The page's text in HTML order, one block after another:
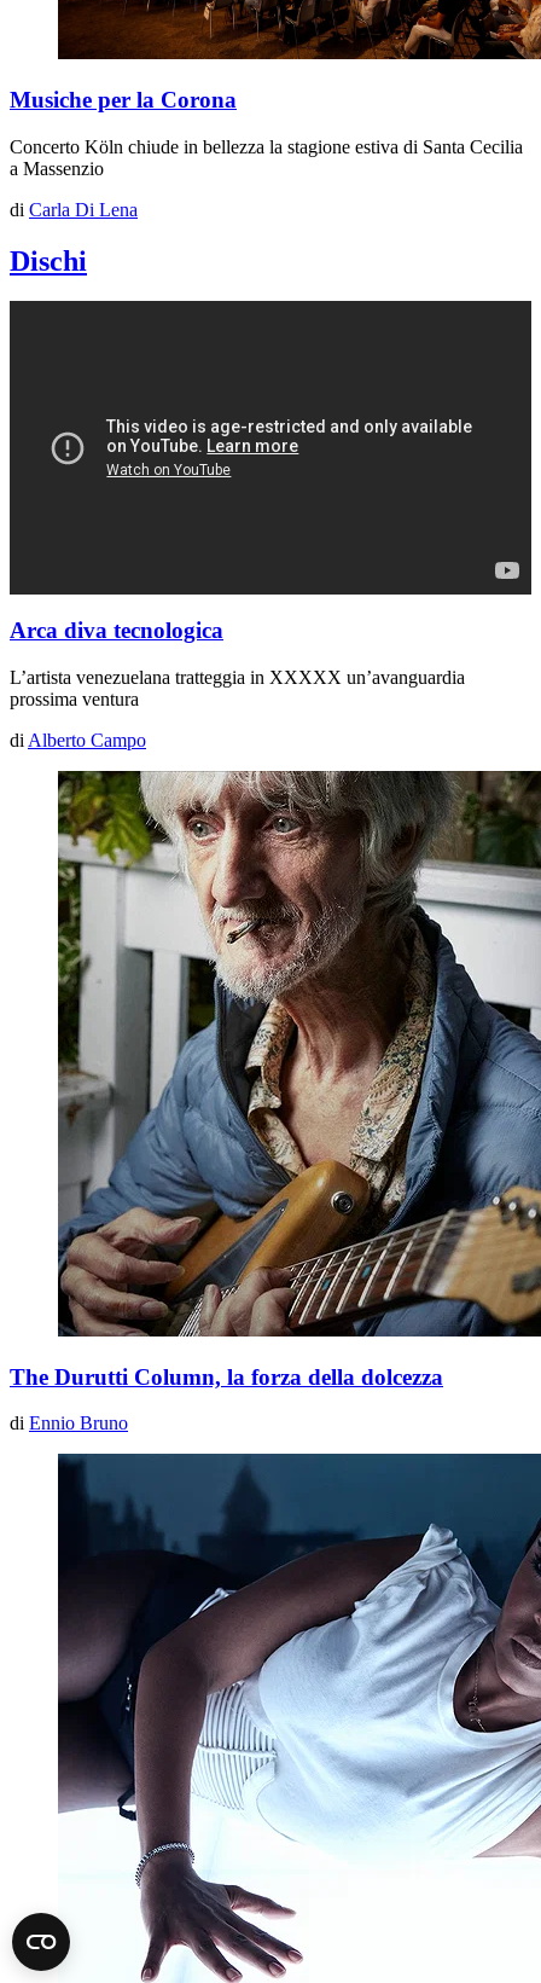
Musiche per la Corona
Concerto Köln chiude in bellezza la stagione estiva di Santa Cecilia
a Massenzio
di Carla Di Lena
Dischi
Arca diva tecnologica
L’artista venezuelana tratteggia in XXXXX un’avanguardia
prossima ventura
di Alberto Campo
The Durutti Column, la forza della dolcezza
di Ennio Bruno